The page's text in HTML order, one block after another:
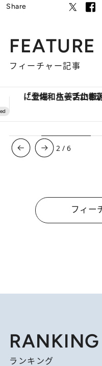
Share
FEATURE
フィーチャー記事
【夏限定ディナーコース】旬を迎える稚鮎や花ズッキーニな
3 /6
フィー
RANKING
ランキング